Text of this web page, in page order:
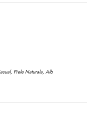
Piele Naturala, Alb